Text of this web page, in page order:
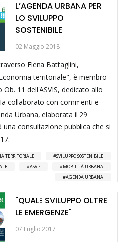
L’AGENDA URBANA PER
LO SVILUPPO
SOSTENIBILE
02 Maggio 2018
Elena Battaglini,
territoriale", è membro
11 dell'ASVIS, dedicato allo
collaborato con commenti e
Urbana, elaborata il 29
consultazione pubblica che si
TERRITORIALE
SVILUPPO SOSTENIBILE
ASVIS
MOBILITÀ URBANA
AGENDA URBANA
"QUALE SVILUPPO OLTRE
LE EMERGENZE"
07 Luglio 2017